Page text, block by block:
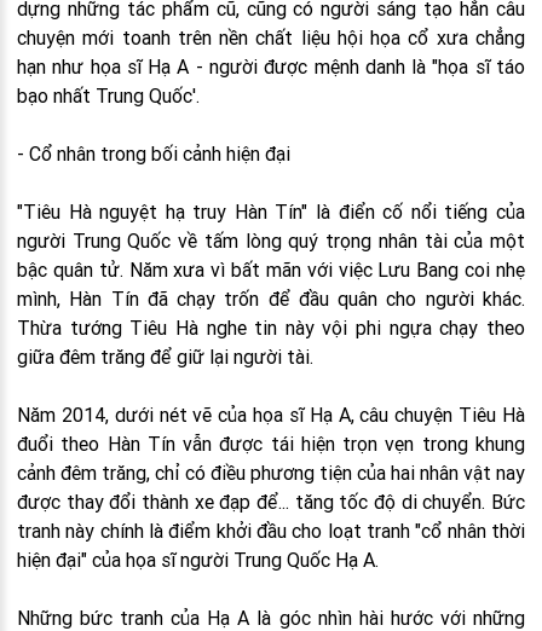
dựng những tác phẩm cũ, cũng có người sáng tạo hẳn câu
chuyện mới toanh trên nền chất liệu hội họa cổ xưa chẳng
hạn như họa sĩ Hạ A - người được mệnh danh là "họa sĩ táo
bạo nhất Trung Quốc'.
- Cổ nhân trong bối cảnh hiện đại
"Tiêu Hà nguyệt hạ truy Hàn Tín" là điển cố nổi tiếng của
người Trung Quốc về tấm lòng quý trọng nhân tài của một
bậc quân tử. Năm xưa vì bất mãn với việc Lưu Bang coi nhẹ
mình, Hàn Tín đã chạy trốn để đầu quân cho người khác.
Thừa tướng Tiêu Hà nghe tin này vội phi ngựa chạy theo
giữa đêm trăng để giữ lại người tài.
Năm 2014, dưới nét vẽ của họa sĩ Hạ A, câu chuyện Tiêu Hà
đuổi theo Hàn Tín vẫn được tái hiện trọn vẹn trong khung
cảnh đêm trăng, chỉ có điều phương tiện của hai nhân vật nay
được thay đổi thành xe đạp để... tăng tốc độ di chuyển. Bức
tranh này chính là điểm khởi đầu cho loạt tranh "cổ nhân thời
hiện đại" của họa sĩ người Trung Quốc Hạ A.
Những bức tranh của Hạ A là góc nhìn hài hước với những